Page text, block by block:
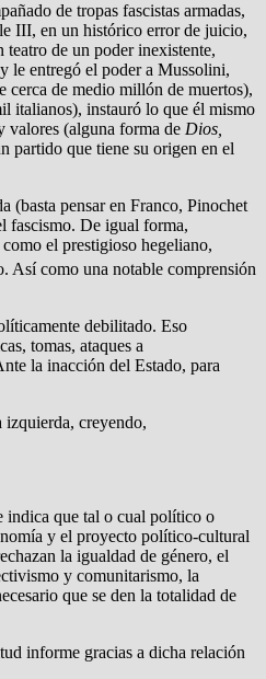
de tropas fascistas armadas,
III, en un histórico error de juicio,
teatro de un poder inexistente,
le entregó el poder a Mussolini,
cerca de medio millón de muertos),
italianos), instauró lo que él mismo
valores (alguna forma de Dios,
partido que tiene su origen en el
(basta pensar en Franco, Pinochet
fascismo. De igual forma,
el prestigioso hegeliano,
Así como una notable comprensión
debilitado. Eso
tomas, ataques a
la inacción del Estado, para
izquierda, creyendo,
indica que tal o cual político o
y el proyecto político-cultural
la igualdad de género, el
y comunitarismo, la
que se den la totalidad de
informe gracias a dicha relación